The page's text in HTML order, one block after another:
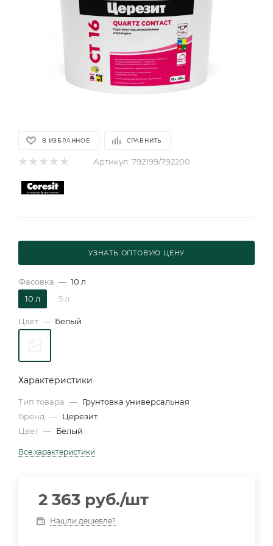
В ИЗБРАННОЕ СРАВНИТЬ
Артикул: 792199/792200
УЗНАТЬ ОПТОВУЮ ЦЕНУ
Фасовка — 10 л
10 л
5 л
Цвет — Белый
Характеристики
Тип товара — Грунтовка универсальная
Бренд — Церезит
Цвет — Белый
Все характеристики
2 363 руб./шт
Нашли дешевле?